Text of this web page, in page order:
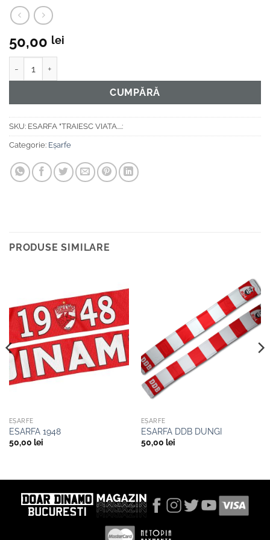
50,00 lei
CUMPĂRĂ
SKU: ESARFA "TRAIESC VIATA....:
Categorie: Eșarfe
PRODUSE SIMILARE
EȘARFE
ESARFA 1948
50,00 lei
EȘARFE
ESARFA DDB DUNGI
50,00 lei